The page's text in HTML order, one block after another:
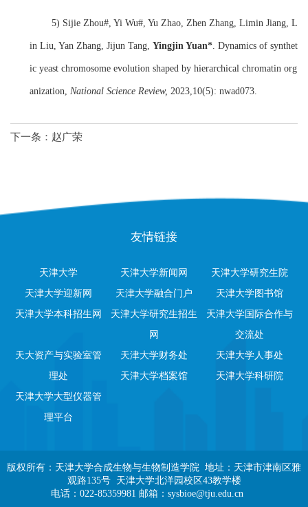
5) Sijie Zhou#, Yi Wu#, Yu Zhao, Zhen Zhang, Limin Jiang, L
in Liu, Yan Zhang, Jijun Tang, Yingjin Yuan* . Dynamics of synthet
ic yeast chromosome evolution shaped by hierarchical chromatin org
anization, National Science Review, 2023,10(5): nwad073.
下一条： 赵广荣
友情链接
天津大学 天津大学新闻网
天津大学研究生院
天津大学迎新网
天津大学融合门户
天津大学图书馆
天津大学本科招生网
天津大学研究生招生
网
天津大学国际合作与
交流处
天大资产与实验室管
理处
天津大学财务处
天津大学人事处
天津大学档案馆
天津大学科研院
天津大学大型仪器管
理平台
版权所有：天津大学合成生物与生物制造学院 地址：天津市津南区雅
观路135号 天津大学北洋园校区43教学楼
电话：022-85359981 邮箱：sysbioe@tju.edu.cn